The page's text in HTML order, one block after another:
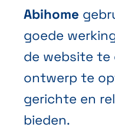
Cookies
Abihome
goede
de website te
ontwerp te
gerichte en
bieden.